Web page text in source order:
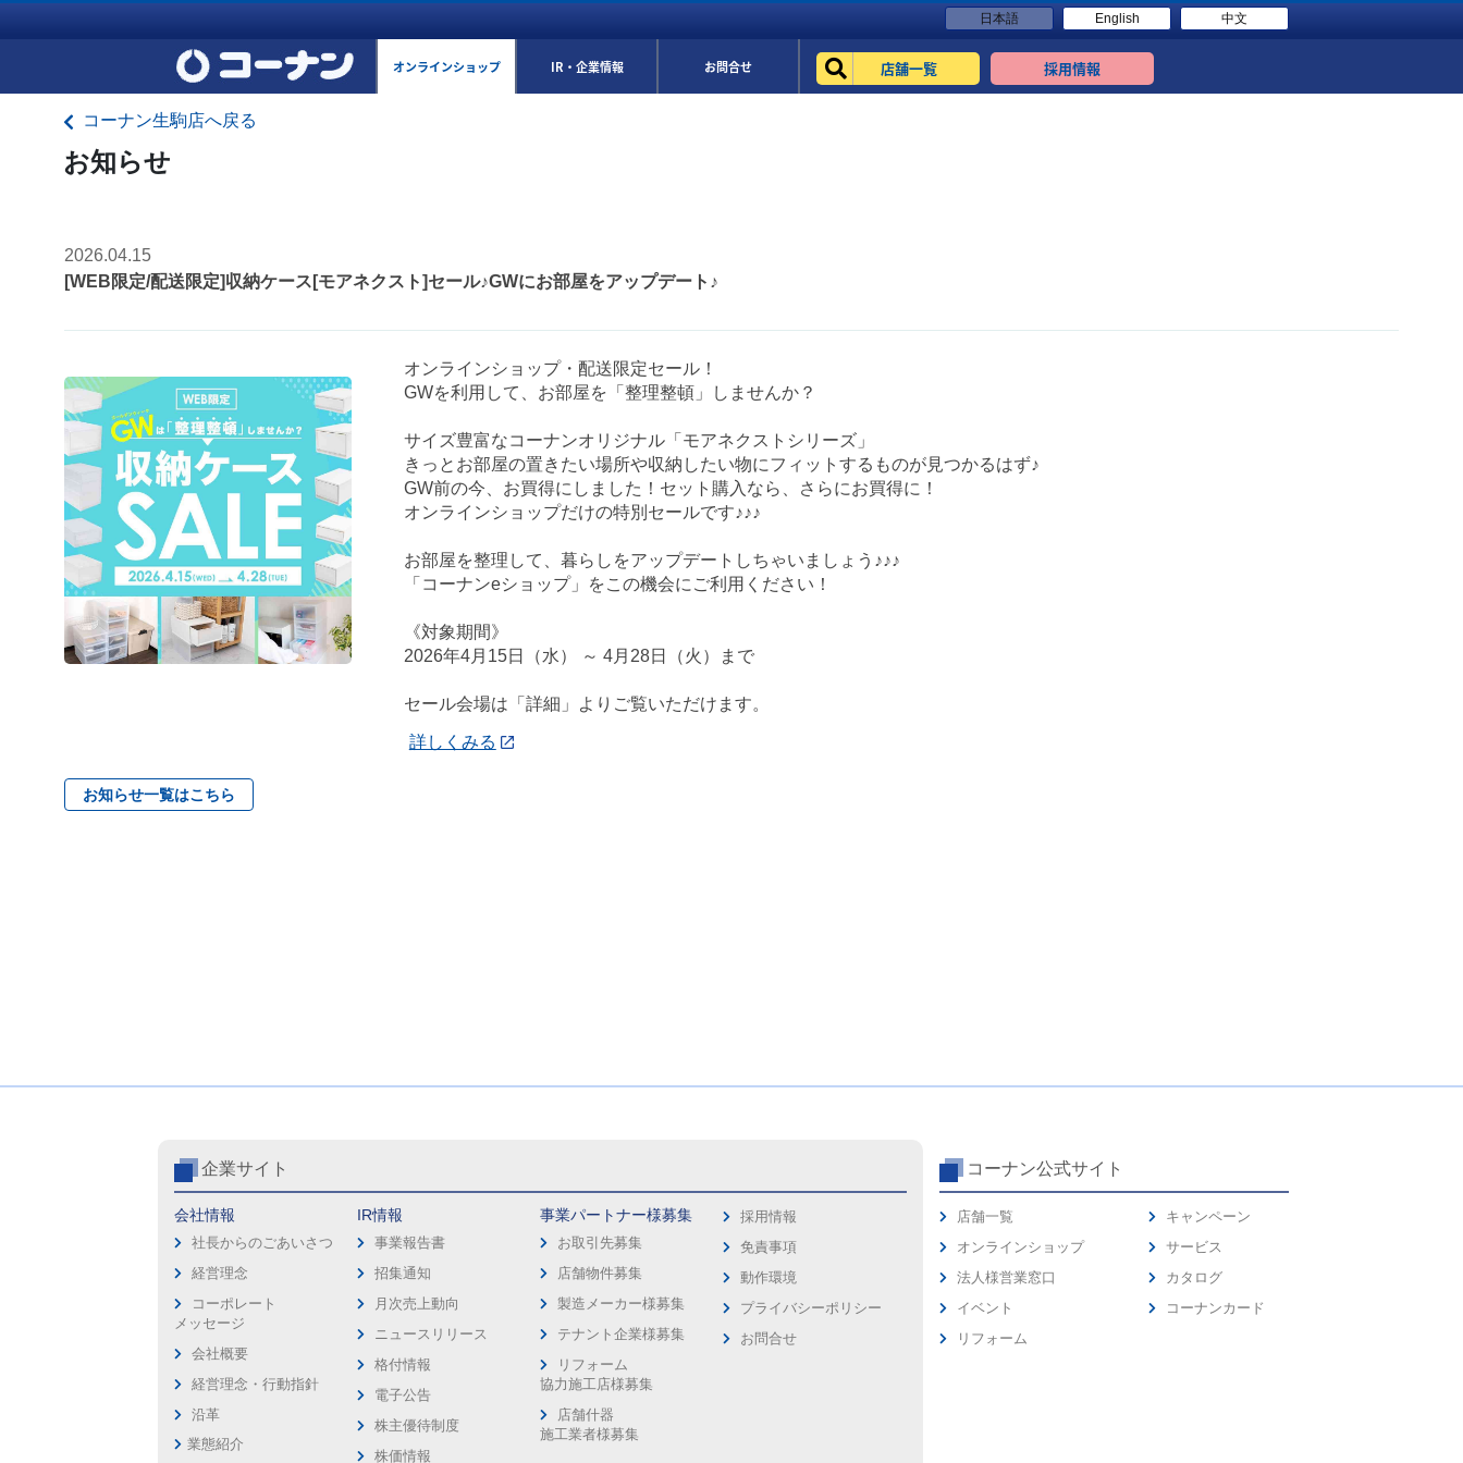
日本語 English 中文
オンラインショップ IR・企業情報 お問合せ 店舗一覧 採用情報
コーナン生駒店へ戻る
お知らせ
2026.04.15
[WEB限定/配送限定]収納ケース[モアネクスト]セール♪GWにお部屋をアップデート♪
オンラインショップ・配送限定セール！
GWを利用して、お部屋を「整理整頓」しませんか？
サイズ豊富なコーナンオリジナル「モアネクストシリーズ」
きっとお部屋の置きたい場所や収納したい物にフィットするものが見つかるはず♪
GW前の今、お買得にしました！セット購入なら、さらにお買得に！
オンラインショップだけの特別セールです♪♪♪
お部屋を整理して、暮らしをアップデートしちゃいましょう♪♪♪
「コーナンeショップ」をこの機会にご利用ください！
《対象期間》
2026年4月15日（水） ～ 4月28日（火）まで
セール会場は「詳細」よりご覧いただけます。
詳しくみる
お知らせ一覧はこちら
企業サイト
会社情報
社長からのごあいさつ
経営理念
コーポレート
メッセージ
会社概要
経営理念・行動指針
沿革
業態紹介
IR情報
事業報告書
招集通知
月次売上動向
ニュースリリース
格付情報
電子公告
株主優待制度
株価情報
事業パートナー様募集
お取引先募集
店舗物件募集
製造メーカー様募集
テナント企業様募集
リフォーム
協力施工店様募集
店舗什器
施工業者様募集
採用情報
免責事項
動作環境
プライバシーポリシー
お問合せ
コーナン公式サイト
店舗一覧
オンラインショップ
法人様営業窓口
イベント
リフォーム
キャンペーン
サービス
カタログ
コーナンカード